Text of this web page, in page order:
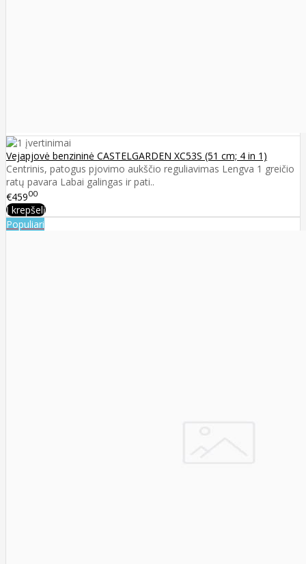
Vejapjovė benzininė CASTELGARDEN XC53S (51 cm; 4 in 1)
Centrinis, patogus pjovimo aukščio reguliavimas Lengva 1 greičio
ratų pavara Labai galingas ir pati..
€45900
Į krepšelį
Populiari